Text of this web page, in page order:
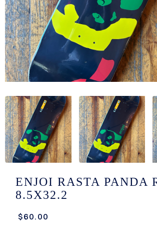
HATZ
CREW
&
ENJOI RASTA PANDA
8.5X32.2
$60.00